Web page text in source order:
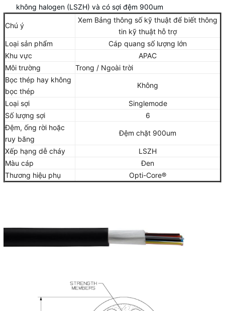
không halogen (LSZH) và có sợi đệm 900um
Chú ý
Xem Bảng thông số kỹ thuật để biết thông
tin kỹ thuật hỗ trợ
Loại sản phẩm
Cáp quang số lượng lớn
Khu vực
APAC
Môi trường
Trong / Ngoài trời
Bọc thép hay không
bọc thép
Không
Loại sợi
Singlemode
Số lượng sợi
6
Đệm, ống rời hoặc
ruy băng
Đệm chặt 900um
Xếp hạng dễ cháy
LSZH
Màu cáp
Đen
Thương hiệu phụ
Opti-Core®